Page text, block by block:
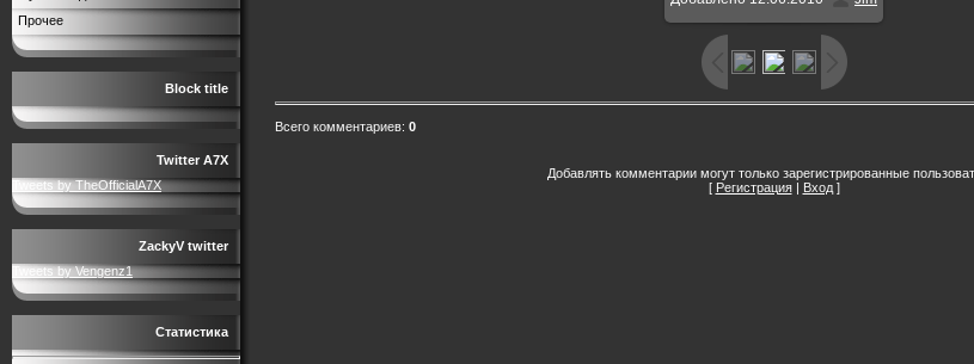
Прочее
Block title
Twitter A7X
Tweets by TheOfficialA7X
ZackyV twitter
Tweets by Vengenz1
Статистика
Всего комментариев: 0
Добавлять комментарии могут только зарегистрированные
[ Регистрация| Вход]